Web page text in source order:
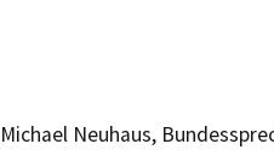
Michael Neuhaus,